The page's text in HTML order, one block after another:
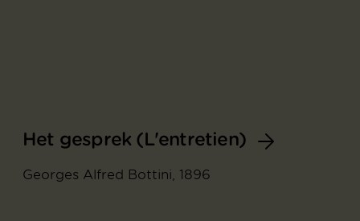
Het gesprek (L'entretien)
Georges Alfred Bottini, 1896